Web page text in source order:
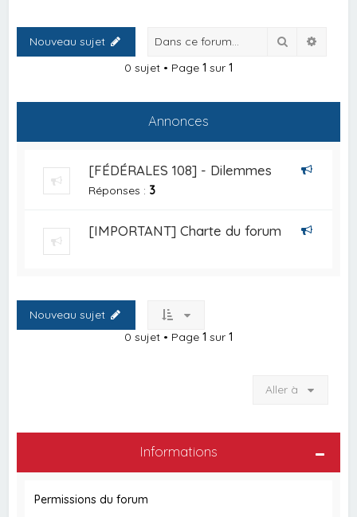
Nouveau sujet Rechercher
0 sujet • Page 1 sur 1
Annonces
[FÉDÉRALES 108] - Dilemmes
Réponses : 3
[IMPORTANT] Charte du forum
Nouveau sujet
0 sujet • Page 1 sur 1
Aller à
Informations
Permissions du forum